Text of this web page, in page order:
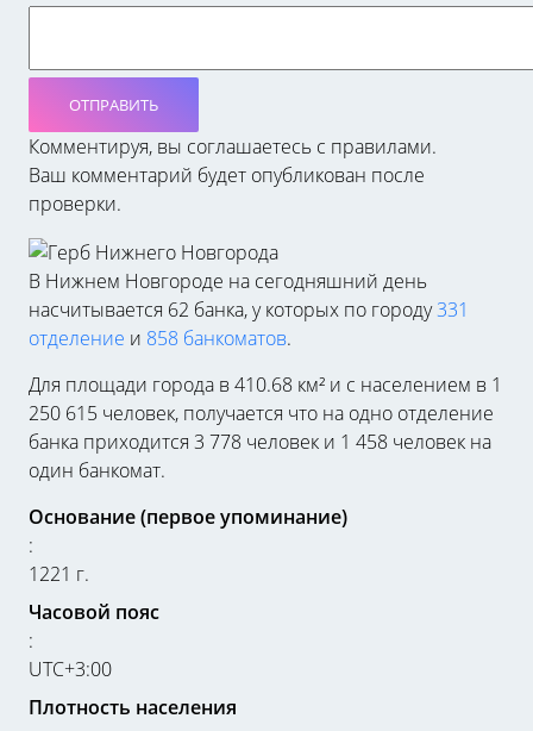
ОТПРАВИТЬ
Комментируя, вы соглашаетесь c правилами.
Ваш комментарий будет опубликован после
проверки.
В Нижнем Новгороде на сегодняшний день
насчитывается 62 банка, у которых по городу331
отделение и 858 банкоматов.
Для площади города в 410.68 км² и с населением в 1
250 615 человек, получается что на одно отделение
банка приходится 3 778 человек и 1 458 человек на
один банкомат.
Основание (первое упоминание)
:
1221 г.
Часовой пояс
:
UTC+3:00
Плотность населения